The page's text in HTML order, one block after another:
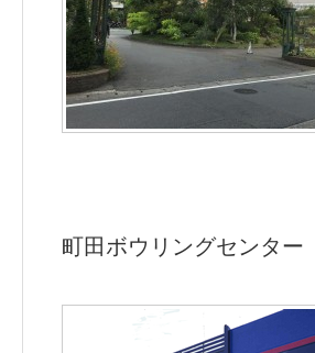
町田ボウリングセンター